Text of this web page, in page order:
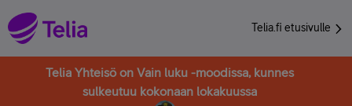
Telia.fi etusivulle
Telia Yhteisö on Vain luku -moodissa, kunnes
sulkeutuu kokonaan lokakuussa